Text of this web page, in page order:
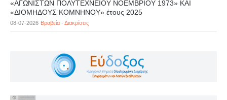
«ΑΓΩΝΙΣΤΩΝ ΠΟΛΥΤΕΧΝΕΙΟΥ ΝΟΕΜΒΡΙΟΥ 1973» ΚΑΙ
«ΔΙΟΜΗΔΟΥΣ ΚΟΜΝΗΝΟΥ» έτους 2025
08-07-2026 Βραβεία - Διακρίσεις